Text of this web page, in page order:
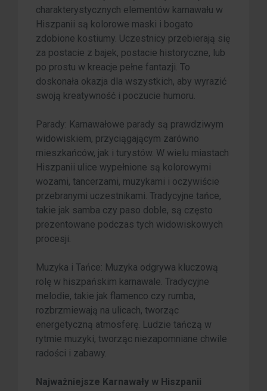
charakterystycznych elementów karnawału w
Hiszpanii są kolorowe maski i bogato
zdobione kostiumy. Uczestnicy przebierają się
za postacie z bajek, postacie historyczne, lub
po prostu w kreacje pełne fantazji. To
doskonała okazja dla wszystkich, aby wyrazić
swoją kreatywność i poczucie humoru.
Parady: Karnawałowe parady są prawdziwym
widowiskiem, przyciągającym zarówno
mieszkańców, jak i turystów. W wielu miastach
Hiszpanii ulice wypełnione są kolorowymi
wozami, tancerzami, muzykami i oczywiście
przebranymi uczestnikami. Tradycyjne tańce,
takie jak samba czy paso doble, są często
prezentowane podczas tych widowiskowych
procesji.
Muzyka i Tańce: Muzyka odgrywa kluczową
rolę w hiszpańskim karnawale. Tradycyjne
melodie, takie jak flamenco czy rumba,
rozbrzmiewają na ulicach, tworząc
energetyczną atmosferę. Ludzie tańczą w
rytmie muzyki, tworząc niezapomniane chwile
radości i zabawy.
Najważniejsze Karnawały w Hiszpanii